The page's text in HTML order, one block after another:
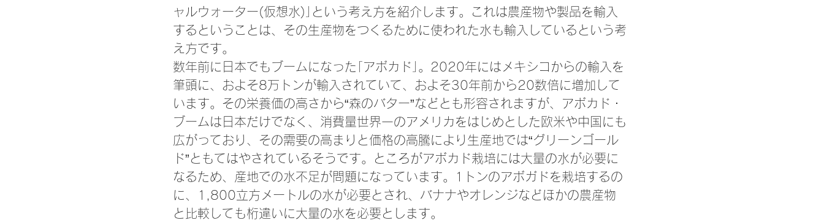
ャルウォーター(仮想水)｣という考え方を紹介します。これは農産物や製品を輸入
するということは、その生産物をつくるために使われた水も輸入しているという考
え方です。
数年前に日本でもブームになった｢アボカド｣。2020年にはメキシコからの輸入を
筆頭に、およそ8万トンが輸入されていて、およそ30年前から20数倍に増加して
います。その栄養価の高さから“森のバター”などとも形容されますが、アボカド・
ブームは日本だけでなく、消費量世界一のアメリカをはじめとした欧米や中国にも
広がっており、その需要の高まりと価格の高騰により生産地では“グリーンゴール
ド”ともてはやされているそうです。ところがアボカド栽培には大量の水が必要に
なるため、産地での水不足が問題になっています。1トンのアボガドを栽培するの
に、1,800立方メートルの水が必要とされ、バナナやオレンジなどほかの農産物
と比較しても桁違いに大量の水を必要とします。